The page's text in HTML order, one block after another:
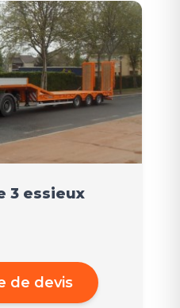
3 essieux
de devis